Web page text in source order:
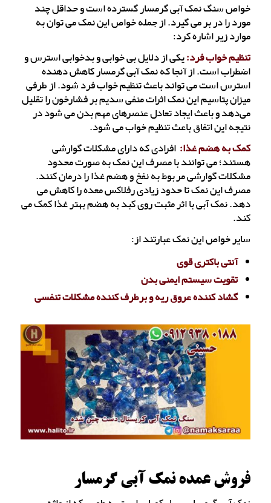
خواص سنگ نمک آبی گرمسار گسترده است و حداقل چند
مورد را در بر می گیرد. از جمله خواص این نمک می توان به
موارد زیر اشاره کرد:
تنظیم خواب فرد:یکی از دلایل بی خوابی و بدخوابی استرس و
اضطراب است. از آنجا که نمک آبی گرمسار کاهش دهنده
استرس است می ‌تواند باعث تنظیم خواب فرد شود. از طرفی
میزان پتاسیم این نمک اثرات منفی سدیم بر فشارخون را تقلیل
می‌دهد و باعث ایجاد تعادل عنصرهای مهم بدن می شود در
نتیجه این اتفاق باعث تنظیم خواب می شود.
کمک به هضم غذا: افرادی که دارای مشکلات گوارشی
هستند؛ می توانند با مصرف این نمک به صورت محدود
مشکلات گوارشی مربوط به نفخ و هضم غذا را درمان کنند.
مصرف این نمک تا حدود زیادی رفلاکس معده را کاهش می
دهد. نمک آبی با اثر مثبت روی کبد به هضم بهتر غذا کمک می
کند.
سایر خواص این نمک عبارتند از:
آنتی باکتری قوی
تقویت سیستم ایمنی بدن
گشاد کننده عروق ریه و برطرف کننده مشکلات تنفسی
فروش عمده نمک آبی گرمسار